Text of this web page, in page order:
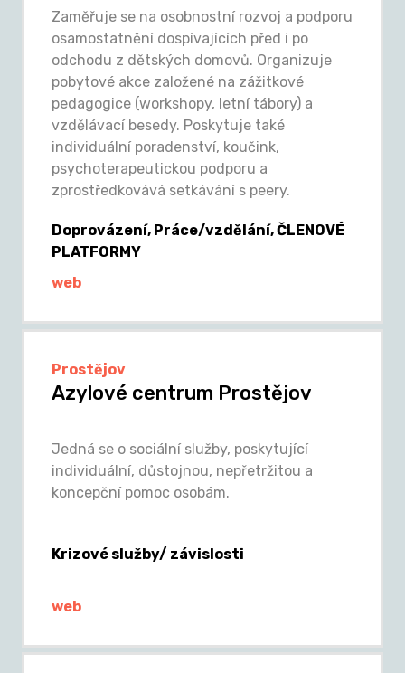
Zaměřuje se na osobnostní rozvoj a podporu
osamostatnění dospívajících před i po
odchodu z dětských domovů. Organizuje
pobytové akce založené na zážitkové
pedagogice (workshopy, letní tábory) a
vzdělávací besedy. Poskytuje také
individuální poradenství, koučink,
psychoterapeutickou podporu a
zprostředkovává setkávání s peery.
Doprovázení, Práce/vzdělání, ČLENOVÉ
PLATFORMY
web
Prostějov
Azylové centrum Prostějov
Jedná se o sociální služby, poskytující
individuální, důstojnou, nepřetržitou a
koncepční pomoc osobám.
Krizové služby/ závislosti
web